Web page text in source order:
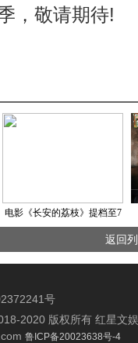
，敬请期待!
电影《长安的荔枝》提档至7
月18日 大鹏白客庄达菲长沙
路演畅聊“荔枝小队”友情
返回
号
2020 版权所有 红星文
鲁ICP备20023638号-4